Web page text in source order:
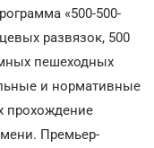
«500-500-
развязок, 500
пешеходных
и нормативные
прохождение
Премьер-